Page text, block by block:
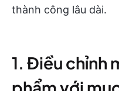
thành công lâu dài.
1. Điều chỉnh